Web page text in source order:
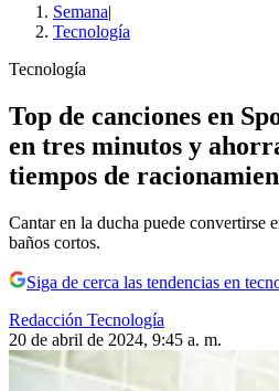
Semana|
Tecnología
Tecnología
Top de canciones en
en tres minutos y
tiempos de
Cantar en la ducha puede convertirse
baños cortos.
Siga de cerca las tendencias en
Redacción Tecnología
20 de abril de 2024, 9:45 a. m.